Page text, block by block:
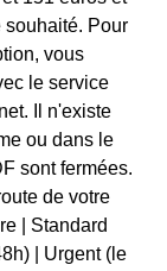
souhaité. Pour
vous
le service
Il n'existe
ou dans le
sont fermées.
de votre
| Standard
| Urgent (le